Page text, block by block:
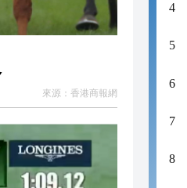
來源： 香港商報網